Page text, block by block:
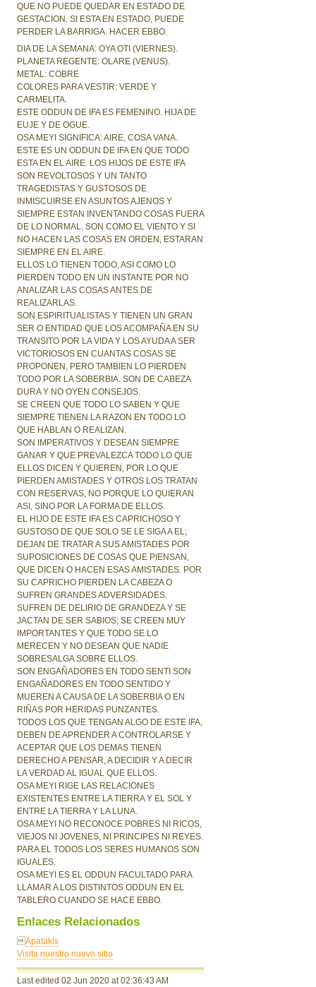
QUE NO PUEDE QUEDAR EN ESTADO DE
GESTACION. SI ESTA EN ESTADO, PUEDE
PERDER LA BARRIGA. HACER EBBO.
DIA DE LA SEMANA: OYA OTI (VIERNES).
PLANETA REGENTE: OLARE (VENUS).
METAL: COBRE
COLORES PARA VESTIR: VERDE Y
CARMELITA.
ESTE ODDUN DE IFA ES FEMENINO. HIJA DE
EUJE Y DE OGUE.
OSA MEYI SIGNIFICA: AIRE, COSA VANA.
ESTE ES UN ODDUN DE IFA EN QUE TODO
ESTA EN EL AIRE. LOS HIJOS DE ESTE IFA
SON REVOLTOSOS Y UN TANTO
TRAGEDISTAS Y GUSTOSOS DE
INMISCUIRSE EN ASUNTOS AJENOS Y
SIEMPRE ESTAN INVENTANDO COSAS FUERA
DE LO NORMAL. SON COMO EL VIENTO Y SI
NO HACEN LAS COSAS EN ORDEN, ESTARAN
SIEMPRE EN EL AIRE.
ELLOS LO TIENEN TODO, ASI COMO LO
PIERDEN TODO EN UN INSTANTE POR NO
ANALIZAR LAS COSAS ANTES DE
REALIZARLAS.
SON ESPIRITUALISTAS Y TIENEN UN GRAN
SER O ENTIDAD QUE LOS ACOMPAÑA EN SU
TRANSITO POR LA VIDA Y LOS AYUDA A SER
VICTORIOSOS EN CUANTAS COSAS SE
PROPONEN, PERO TAMBIEN LO PIERDEN
TODO POR LA SOBERBIA. SON DE CABEZA
DURA Y NO OYEN CONSEJOS.
SE CREEN QUE TODO LO SABEN Y QUE
SIEMPRE TIENEN LA RAZON EN TODO LO
QUE HABLAN O REALIZAN.
SON IMPERATIVOS Y DESEAN SIEMPRE
GANAR Y QUE PREVALEZCA TODO LO QUE
ELLOS DICEN Y QUIEREN, POR LO QUE
PIERDEN AMISTADES Y OTROS LOS TRATAN
CON RESERVAS, NO PORQUE LO QUIERAN
ASI, SINO POR LA FORMA DE ELLOS.
EL HIJO DE ESTE IFA ES CAPRICHOSO Y
GUSTOSO DE QUE SOLO SE LE SIGA A EL;
DEJAN DE TRATAR A SUS AMISTADES POR
SUPOSICIONES DE COSAS QUE PIENSAN,
QUE DICEN O HACEN ESAS AMISTADES. POR
SU CAPRICHO PIERDEN LA CABEZA O
SUFREN GRANDES ADVERSIDADES.
SUFREN DE DELIRIO DE GRANDEZA Y SE
JACTAN DE SER SABIOS; SE CREEN MUY
IMPORTANTES Y QUE TODO SE LO
MERECEN Y NO DESEAN QUE NADIE
SOBRESALGA SOBRE ELLOS.
SON ENGAÑADORES EN TODO SENTI SON
ENGAÑADORES EN TODO SENTIDO Y
MUEREN A CAUSA DE LA SOBERBIA O EN
RIÑAS POR HERIDAS PUNZANTES.
TODOS LOS QUE TENGAN ALGO DE ESTE IFA,
DEBEN DE APRENDER A CONTROLARSE Y
ACEPTAR QUE LOS DEMAS TIENEN
DERECHO A PENSAR, A DECIDIR Y A DECIR
LA VERDAD AL IGUAL QUE ELLOS.
OSA MEYI RIGE LAS RELACIONES
EXISTENTES ENTRE LA TIERRA Y EL SOL Y
ENTRE LA TIERRA Y LA LUNA.
OSA MEYI NO RECONOCE POBRES NI RICOS,
VIEJOS NI JOVENES, NI PRINCIPES NI REYES.
PARA EL TODOS LOS SERES HUMANOS SON
IGUALES.
OSA MEYI ES EL ODDUN FACULTADO PARA
LLAMAR A LOS DISTINTOS ODDUN EN EL
TABLERO CUANDO SE HACE EBBO.
Enlaces Relacionados
Apatakis
Visita nuestro nuevo sitio
Last edited 02 Jun 2020at 02:36:43 AM